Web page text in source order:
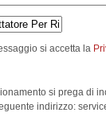
si accetta la
si prega di
indirizzo: